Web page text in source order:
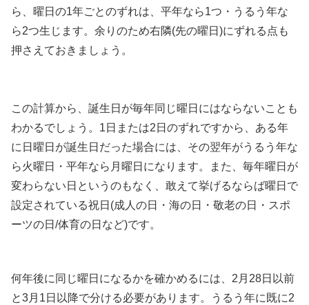
ら、曜日の1年ごとのずれは、平年なら1つ・うるう年な
ら2つ生じます。余りのため右隣(先の曜日)にずれる点も
押さえておきましょう。
この計算から、誕生日が毎年同じ曜日にはならないことも
わかるでしょう。1日または2日のずれですから、ある年
に日曜日が誕生日だった場合には、その翌年がうるう年な
ら火曜日・平年なら月曜日になります。また、毎年曜日が
変わらない日というのもなく、敢えて挙げるならば曜日で
設定されている祝日(成人の日・海の日・敬老の日・スポ
ーツの日/体育の日など)です。
何年後に同じ曜日になるかを確かめるには、2月28日以前
と3月1日以降で分ける必要があります。うるう年に既に2